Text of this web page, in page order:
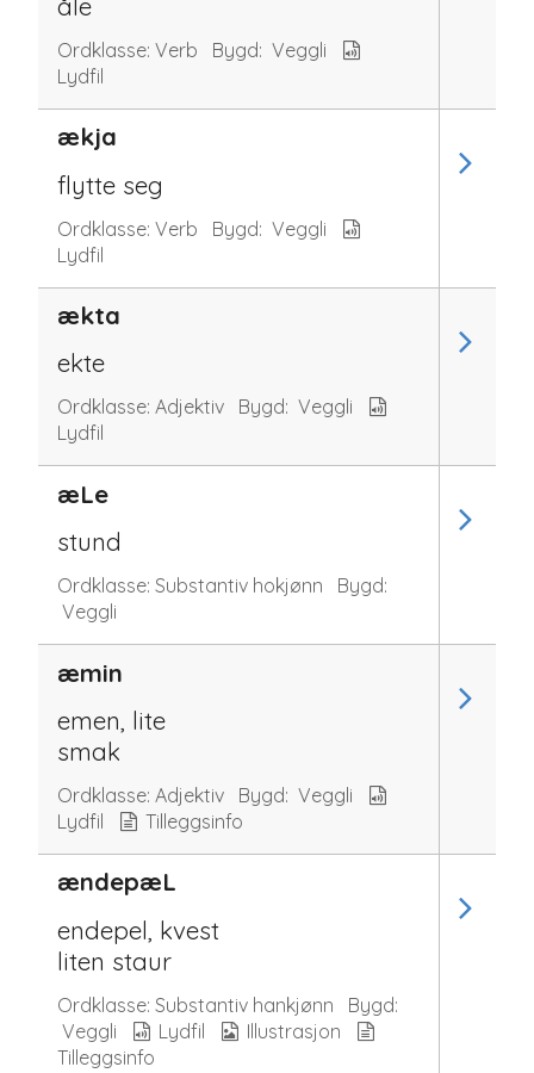
åle
Ordklasse: Verb Bygd: Veggli
Lydfil
ækja
flytte seg
Ordklasse: Verb Bygd: Veggli
Lydfil
ækta
ekte
Ordklasse: Adjektiv Bygd: Veggli
Lydfil
æLe
stund
Ordklasse: Substantiv hokjønn
Bygd:
Veggli
æmin
emen, lite
smak
Ordklasse: Adjektiv Bygd: Veggli
Lydfil
Tilleggsinfo
ændepæL
endepel, kvest
liten staur
Ordklasse: Substantiv hankjønn
Bygd:
Veggli
Lydfil
Illustrasjon
Tilleggsinfo